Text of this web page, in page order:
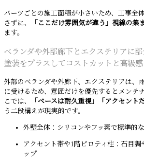
パーツごとの施工面積が小さいため、工事全
さずに、
「ここだけ雰囲気が違う」視線の集
ます。
ベランダや外部廊下とエクステリアに
塗装をプラスしてコストカットと高級
外部のベランダや外廊下、エクステリアは、
に受けるため、意匠だけを優先するとメンテ
こでは、
「ベースは耐久重視」「アクセント
う二段構えが現実的です。
外壁全体：シリコンやフッ素で標準的
アクセント帯や1階ピロティ柱：石目
ップ